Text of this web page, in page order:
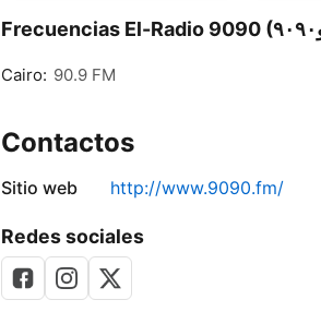
Cairo: 90.9 FM
Contactos
Sitio web http://www.9090.fm/
Redes sociales